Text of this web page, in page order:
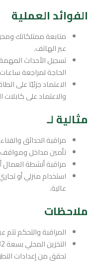
الفوائد العملية
متابعة ممتلكاتك
عبر الهاتف.
تسجيل الأحداث
الحاجة لمراجعة
الاعتماد جزئيًا على
والاعتماد على كابلات
مثالية لـ
مراقبة الحدائق
تأمين مداخل ومواقف
مراقبة أنشطة العمال
استخدام منزلي أو
عالية.
ملاحظات
المراقبة والتحكم تتم
تحقق من إعدادات